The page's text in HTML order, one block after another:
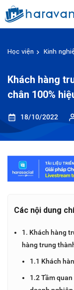
Học viện Kinh
Khách hàng
chân 100%
18/10/2022
Các nội dung
1. Khách hàng
hàng trung
1.1 Khách
1.2 Tầm